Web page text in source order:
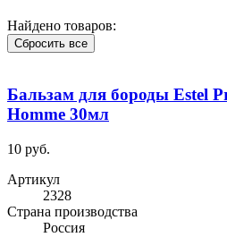
Найдено товаров:
Сбросить все
Бальзам для бороды Estel
Homme 30мл
10 руб.
Артикул
2328
Cтрана производства
Россия